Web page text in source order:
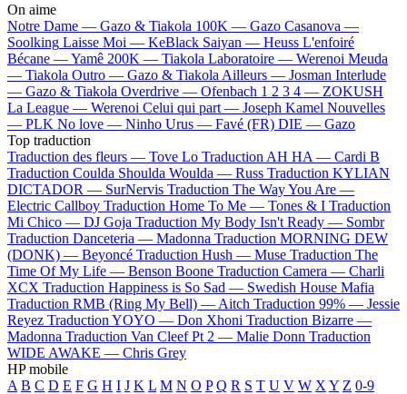
On aime
Notre Dame — Gazo & Tiakola 100K — Gazo Casanova —
Soolking Laisse Moi — KeBlack Saiyan — Heuss L'enfoiré
Bécane —Yamê 200K — Tiakola Laboratoire — Werenoi Meuda
— Tiakola Outro — Gazo & Tiakola Ailleurs — Josman Interlude
— Gazo & Tiakola Overdrive — Ofenbach 1 2 3 4 — ZOKUSH
La League — Werenoi Celui qui part — Joseph Kamel Nouvelles
— PLK No love — Ninho Urus — Favé (FR) DIE — Gazo
Top traduction
Traduction des fleurs — Tove Lo Traduction AH HA — Cardi B
Traduction Coulda Shoulda Woulda — Russ Traduction KYLIAN
DICTADOR — SurNervis Traduction The Way You Are —
Electric Callboy Traduction Home To Me — Tones & I Traduction
Mi Chico — DJ Goja Traduction My Body Isn't Ready — Sombr
Traduction Danceteria — Madonna Traduction MORNING DEW
(DONK) — Beyoncé Traduction Hush — Muse Traduction The
Time Of My Life — Benson Boone Traduction Camera — Charli
XCX Traduction Happiness is So Sad — Swedish House Mafia
Traduction RMB (Ring My Bell) — Aitch Traduction 99% — Jessie
Reyez Traduction YOYO — Don Xhoni Traduction Bizarre —
Madonna Traduction Van Cleef Pt 2 — Malie Donn Traduction
WIDE AWAKE — Chris Grey
HP mobile
A B C D E F G H I J K L M N O P Q R S T U V W X Y Z 0-9